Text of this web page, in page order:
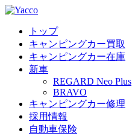
トップ
キャンピングカー買取
キャンピングカー在庫
新車
REGARD Neo Plus
BRAVO
キャンピングカー修理
採用情報
自動車保険